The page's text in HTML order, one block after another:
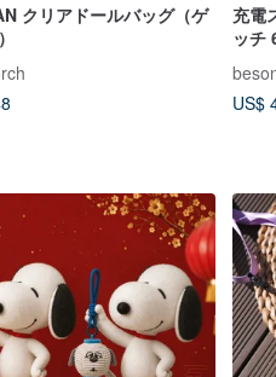
クリアドールバッグ（ゲ
充電
ッチ
US$